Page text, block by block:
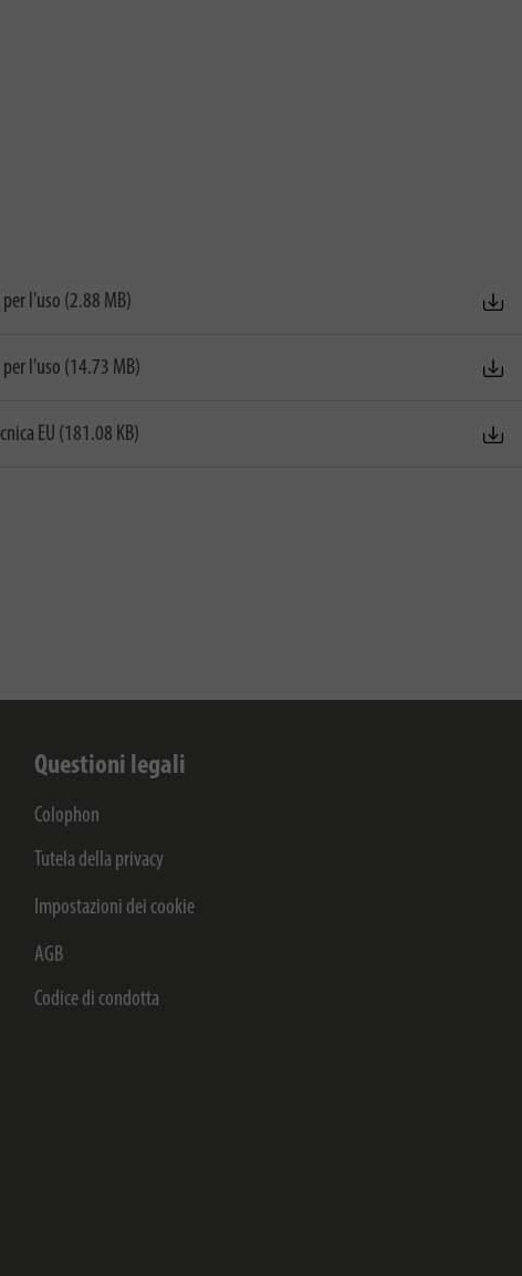
per l'uso (2.88 MB)
per l'uso (14.73 MB)
EU (181.08 KB)
Questioni legali
Colophon
Tutela della privacy
Impostazioni dei cookie
AGB
Codice di condotta